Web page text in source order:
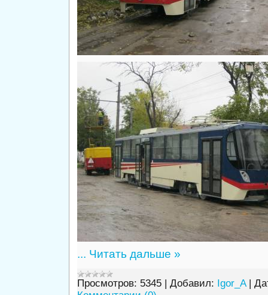
... Читать дальше »
Просмотров: 5345 | Добавил: Igor_A |